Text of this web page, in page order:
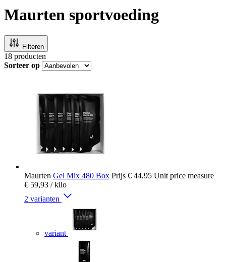
Maurten sportvoeding
Filteren
18 producten
Sorteer op
Maurten Gel Mix 480 Box Prijs € 44,95 Unit price measure
€ 59,93 / kilo
2 varianten
variant